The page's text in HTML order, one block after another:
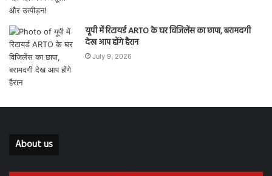
यूपी में रिटायर्ड ARTO के घर विजिलेंस का छापा, बरामदगी
देख आप होंगे हैरान
July 9, 2026
About us